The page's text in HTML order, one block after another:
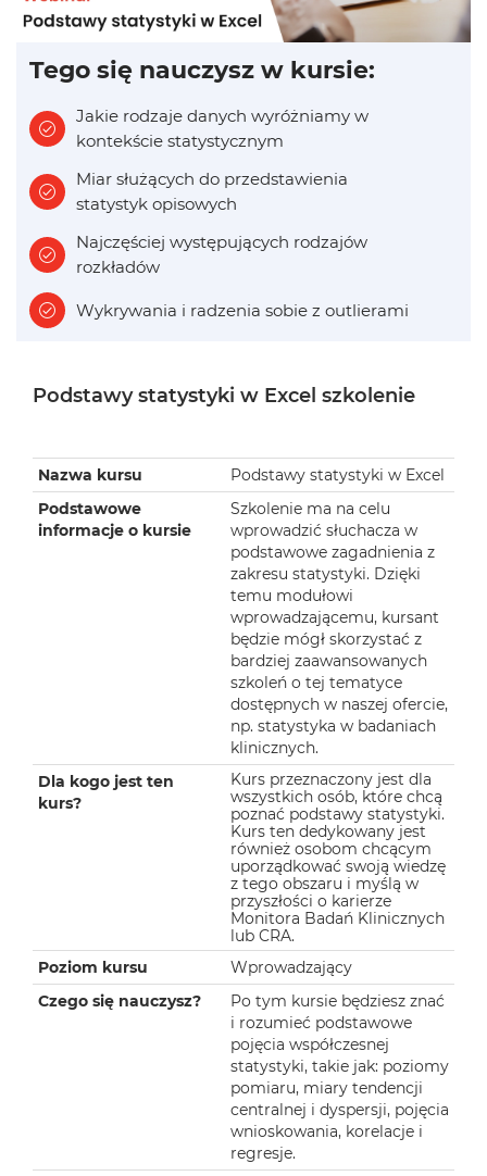
Tego się nauczysz w kursie:
Jakie rodzaje danych wyróżniamy w
kontekście statystycznym
Miar służących do przedstawienia
statystyk opisowych
Najczęściej występujących rodzajów
rozkładów
Wykrywania i radzenia sobie z outlierami
Podstawy statystyki w Excel szkolenie
Nazwa kursu
Podstawy statystyki w Excel
Podstawowe
informacje o kursie
Szkolenie ma na celu
wprowadzić słuchacza w
podstawowe zagadnienia z
zakresu statystyki. Dzięki
temu modułowi
wprowadzającemu, kursant
będzie mógł skorzystać z
bardziej zaawansowanych
szkoleń o tej tematyce
dostępnych w naszej ofercie,
np. statystyka w badaniach
klinicznych.
Dla kogo jest ten
kurs?
Kurs przeznaczony jest dla
wszystkich osób, które chcą
poznać podstawy statystyki.
Kurs ten dedykowany jest
również osobom chcącym
uporządkować swoją wiedzę
z tego obszaru i myślą w
przyszłości o karierze
Monitora Badań Klinicznych
lub CRA.
Poziom kursu
Wprowadzający
Czego się nauczysz?
Po tym kursie będziesz znać
i rozumieć podstawowe
pojęcia współczesnej
statystyki, takie jak: poziomy
pomiaru, miary tendencji
centralnej i dyspersji, pojęcia
wnioskowania, korelacje i
regresje.